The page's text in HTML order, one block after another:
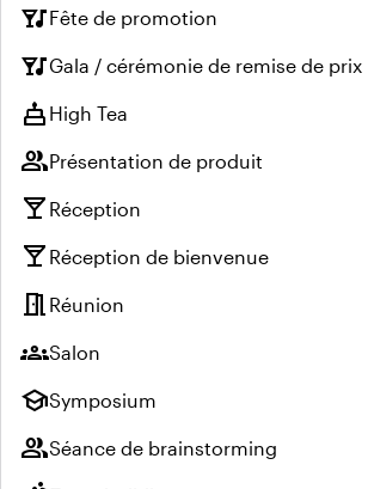
nightlifeFête de promotion
nightlifeGala / cérémonie de remise de prix
cake High Tea
groupPrésentation de produit
local_bar Réception
local_bar Réception de bienvenue
meeting_room Réunion
groupsSalon
schoolSymposium
groupSéance de brainstorming